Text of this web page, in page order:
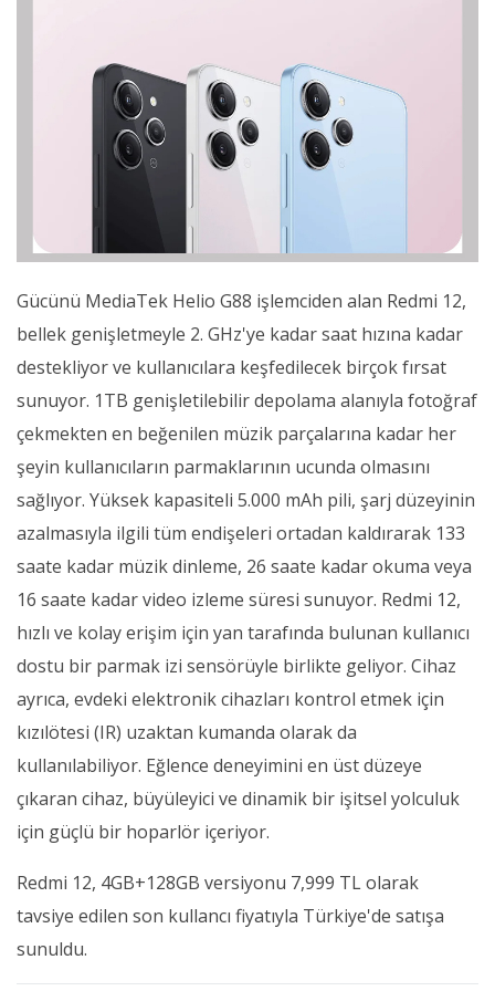
Gücünü MediaTek Helio G88 işlemciden alan Redmi 12,
bellek genişletmeyle 2. GHz'ye kadar saat hızına kadar
destekliyor ve kullanıcılara keşfedilecek birçok fırsat
sunuyor. 1TB genişletilebilir depolama alanıyla fotoğraf
çekmekten en beğenilen müzik parçalarına kadar her
şeyin kullanıcıların parmaklarının ucunda olmasını
sağlıyor. Yüksek kapasiteli 5.000 mAh pili, şarj düzeyinin
azalmasıyla ilgili tüm endişeleri ortadan kaldırarak 133
saate kadar müzik dinleme, 26 saate kadar okuma veya
16 saate kadar video izleme süresi sunuyor. Redmi 12,
hızlı ve kolay erişim için yan tarafında bulunan kullanıcı
dostu bir parmak izi sensörüyle birlikte geliyor. Cihaz
ayrıca, evdeki elektronik cihazları kontrol etmek için
kızılötesi (IR) uzaktan kumanda olarak da
kullanılabiliyor. Eğlence deneyimini en üst düzeye
çıkaran cihaz, büyüleyici ve dinamik bir işitsel yolculuk
için güçlü bir hoparlör içeriyor.
Redmi 12, 4GB+128GB versiyonu 7,999 TL olarak
tavsiye edilen son kullancı fiyatıyla Türkiye'de satışa
sunuldu.